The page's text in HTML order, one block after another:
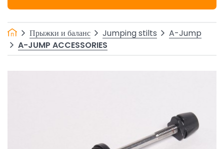
Прыжки и баланс Jumping stilts
A-Jump
A-JUMP ACCESSORIES